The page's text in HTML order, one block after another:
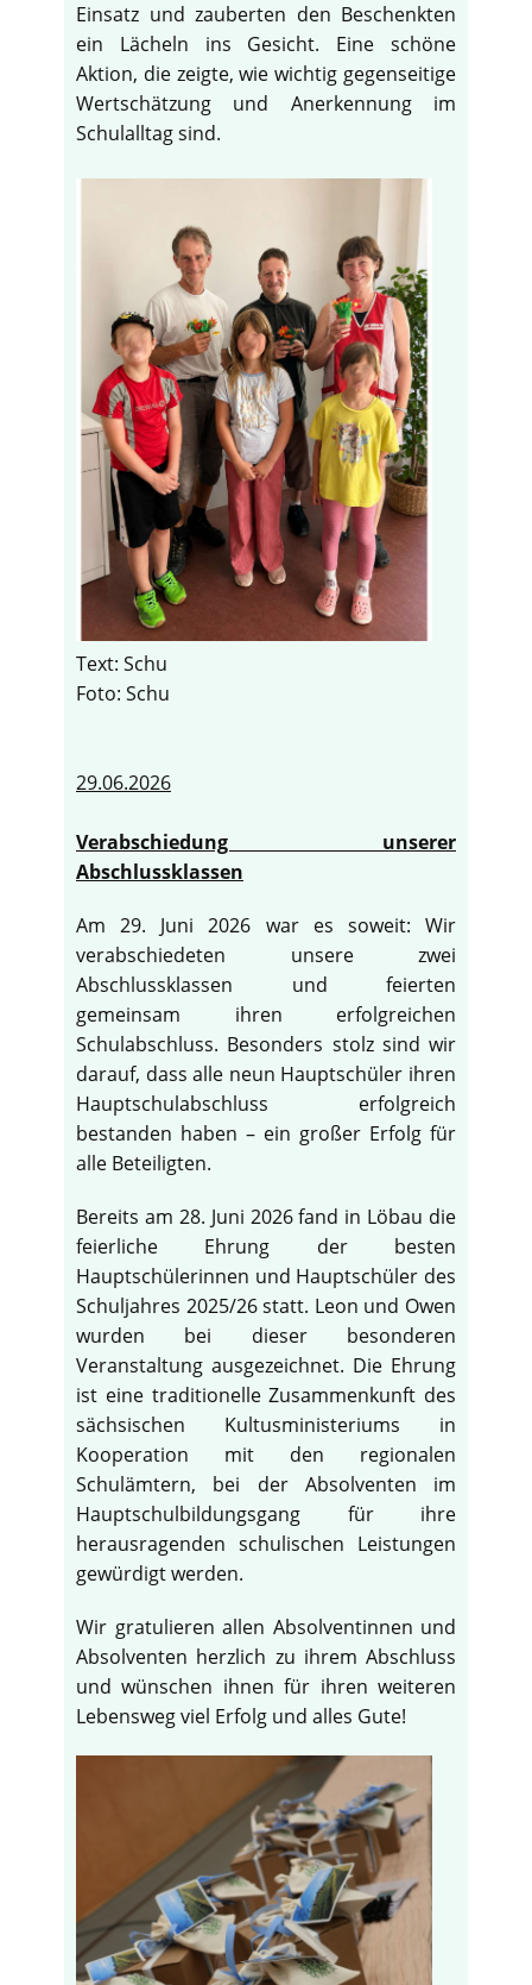
Einsatz und zauberten den Beschenkten
ein Lächeln ins Gesicht. Eine schöne
Aktion, die zeigte, wie wichtig gegenseitige
Wertschätzung und Anerkennung im
Schulalltag sind.
Text: Schu
Foto: Schu
29.06.2026
Verabschiedung unserer
Abschlussklassen
Am 29. Juni 2026 war es soweit: Wir
verabschiedeten unsere zwei
Abschlussklassen und feierten
gemeinsam ihren erfolgreichen
Schulabschluss. Besonders stolz sind wir
darauf, dass alle neun Hauptschüler ihren
Hauptschulabschluss erfolgreich
bestanden haben – ein großer Erfolg für
alle Beteiligten.
Bereits am 28. Juni 2026 fand in Löbau die
feierliche Ehrung der besten
Hauptschülerinnen und Hauptschüler des
Schuljahres 2025/26 statt. Leon und Owen
wurden bei dieser besonderen
Veranstaltung ausgezeichnet. Die Ehrung
ist eine traditionelle Zusammenkunft des
sächsischen Kultusministeriums in
Kooperation mit den regionalen
Schulämtern, bei der Absolventen im
Hauptschulbildungsgang für ihre
herausragenden schulischen Leistungen
gewürdigt werden.
Wir gratulieren allen Absolventinnen und
Absolventen herzlich zu ihrem Abschluss
und wünschen ihnen für ihren weiteren
Lebensweg viel Erfolg und alles Gute!